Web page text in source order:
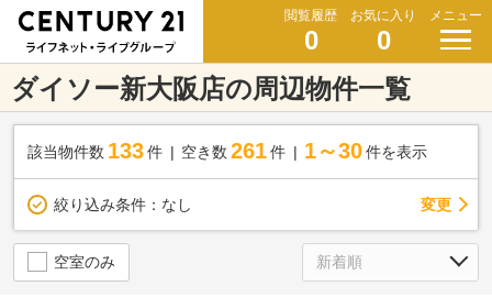
閲覧履歴
0
お気に入り
0
メニュー
ダイソー新大阪店の周辺物件一覧
該当物件数 133件 空き数 261 件 1～30 件を表示
絞り込み条件： なし 変更
空室のみ